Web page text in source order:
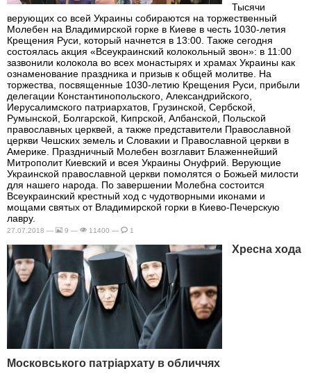
Тысячи
верующих со всей Украины собираются на торжественный
Молебен на Владимирской горке в Киеве в честь 1030-летия
Крещения Руси, который начнется в 13:00. Также сегодня
состоялась акция «Всеукраинский колокольный звон»: в 11:00
зазвонили колокола во всех монастырях и храмах Украины как
ознаменование праздника и призыв к общей молитве. На
торжества, посвященные 1030-летию Крещения Руси, прибыли
делегации Константинопольского, Александрийского,
Иерусалимского патриархатов, Грузинской, Сербской,
Румынской, Болгарской, Кипрской, Албанской, Польской
православных церквей, а также представители Православной
церкви Чешских земель и Словакии и Православной церкви в
Америке. Праздничный Молебен возглавит Блаженнейший
Митрополит Киевский и всея Украины Онуфрий. Верующие
Украинской православной церкви помолятся о Божьей милости
для нашего народа. По завершении Молебна состоится
Всеукраинский крестный ход с чудотворными иконами и
мощами святых от Владимирской горки в Киево-Печерскую
лавру.
27.07.2018 — 9 — 11400 — 1
Хресна хода
Московського патріархату в обличчях